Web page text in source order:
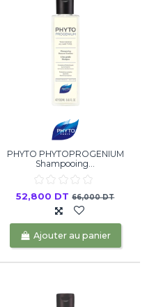
PHYTO PHYTOPROGENIUM
Shampooing...
52,800 DT66,000 DT
Ajouter au panier